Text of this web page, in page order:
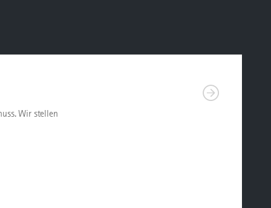
Wir stellen